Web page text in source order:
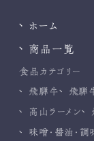
ホーム
商品一覧
食品カテゴリー
飛騨牛 飛騨
高山ラーメン
味噌・醤油・調